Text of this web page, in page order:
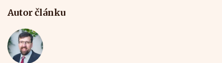
Autor článku